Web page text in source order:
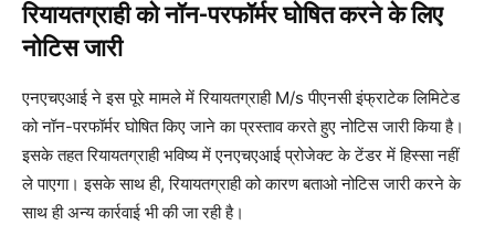
रियायतग्राही को नॉन-परफॉर्मर घोषित करने के लिए
नोटिस जारी
एनएचएआई ने इस पूरे मामले में रियायतग्राही M/s पीएनसी इंफ्राटेक लिमिटेड
को नॉन-परफॉर्मर घोषित किए जाने का प्रस्ताव करते हुए नोटिस जारी किया है।
इसके तहत रियायतग्राही भविष्य में एनएचएआई प्रोजेक्ट के टेंडर में हिस्सा नहीं
ले पाएगा। इसके साथ ही, रियायतग्राही को कारण बताओ नोटिस जारी करने के
साथ ही अन्य कार्रवाई भी की जा रही है।